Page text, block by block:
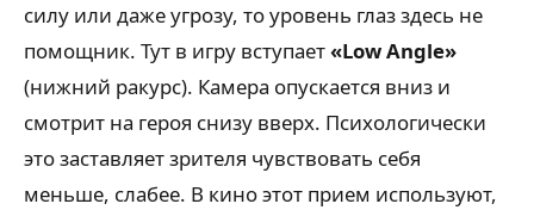
силу или даже угрозу, то уровень глаз здесь не
помощник. Тут в игру вступает«Low Angle»
(нижний ракурс). Камера опускается вниз и
смотрит на героя снизу вверх. Психологически
это заставляет зрителя чувствовать себя
меньше, слабее. В кино этот прием используют,